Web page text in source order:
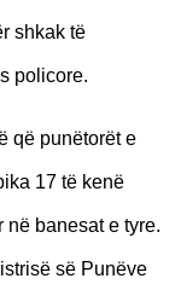
shkak të
policore.
që punëtorët e
17 të kenë
në banesat e tyre.
së Punëve